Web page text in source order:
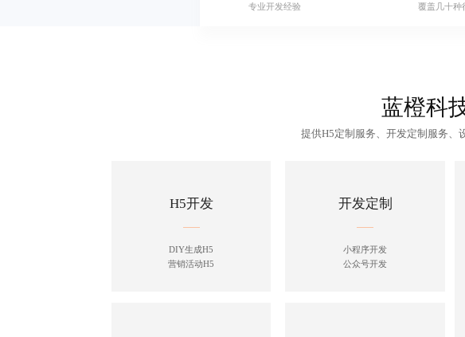
专业开发经验
覆盖几十种
蓝橙科
提供H5定制服务、开发定制服务、
H5开发
DIY生成H5
营销活动H5
开发定制
小程序开发
公众号开发